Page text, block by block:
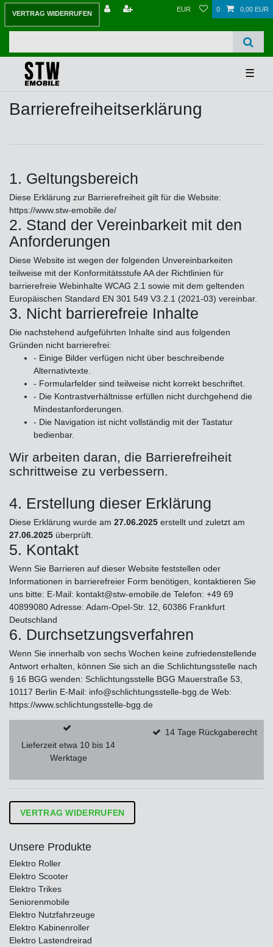
VERTRAG WIDERRUFEN
EUR 0 0,00 EUR
☰
Barrierefreiheitserklärung
1. Geltungsbereich
Diese Erklärung zur Barrierefreiheit gilt für die Website:
https://www.stw-emobile.de/
2. Stand der Vereinbarkeit mit den
Anforderungen
Diese Website ist wegen der folgenden Unvereinbarkeiten
teilweise mit der Konformitätsstufe AA der Richtlinien für
barrierefreie Webinhalte WCAG 2.1 sowie mit dem geltenden
Europäischen Standard EN 301 549 V3.2.1 (2021-03) vereinbar.
3. Nicht barrierefreie Inhalte
Die nachstehend aufgeführten Inhalte sind aus folgenden
Gründen nicht barrierefrei:
- Einige Bilder verfügen nicht über beschreibende
Alternativtexte.
- Formularfelder sind teilweise nicht korrekt beschriftet.
- Die Kontrastverhältnisse erfüllen nicht durchgehend die
Mindestanforderungen.
- Die Navigation ist nicht vollständig mit der Tastatur
bedienbar.
Wir arbeiten daran, die Barrierefreiheit
schrittweise zu verbessern.
4. Erstellung dieser Erklärung
Diese Erklärung wurde am 27.06.2025 erstellt und zuletzt am
27.06.2025 überprüft.
5. Kontakt
Wenn Sie Barrieren auf dieser Website feststellen oder
Informationen in barrierefreier Form benötigen, kontaktieren Sie
uns bitte: E-Mail: kontakt@stw-emobile.de Telefon: +49 69
40899080 Adresse: Adam-Opel-Str. 12, 60386 Frankfurt
Deutschland
6. Durchsetzungsverfahren
Wenn Sie innerhalb von sechs Wochen keine zufriedenstellende
Antwort erhalten, können Sie sich an die Schlichtungsstelle nach
§ 16 BGG wenden: Schlichtungsstelle BGG Mauerstraße 53,
10117 Berlin E-Mail: info@schlichtungsstelle-bgg.de Web:
https://www.schlichtungsstelle-bgg.de
Lieferzeit etwa 10 bis 14
Werktage
14 Tage Rückgaberecht
VERTRAG WIDERRUFEN
Unsere Produkte
Elektro Roller
Elektro Scooter
Elektro Trikes
Seniorenmobile
Elektro Nutzfahrzeuge
Elektro Kabinenroller
Elektro Lastendreirad